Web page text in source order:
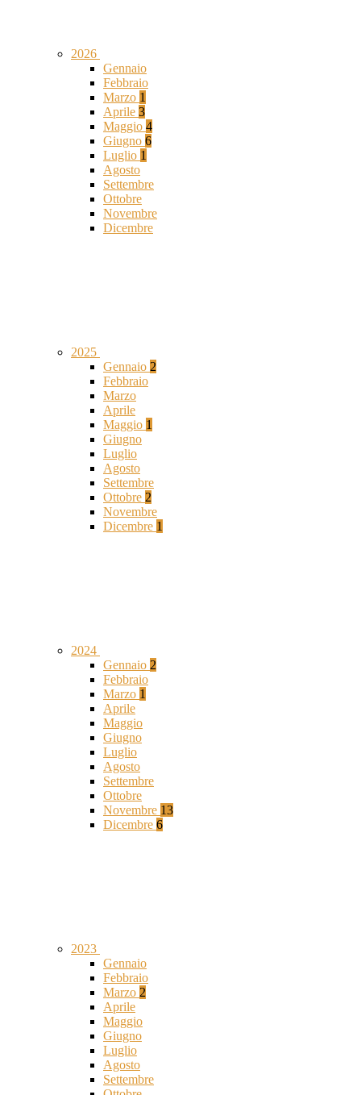
2026
Gennaio
Febbraio
Marzo 1
Aprile 3
Maggio 4
Giugno 6
Luglio 1
Agosto
Settembre
Ottobre
Novembre
Dicembre
2025
Gennaio 2
Febbraio
Marzo
Aprile
Maggio 1
Giugno
Luglio
Agosto
Settembre
Ottobre 2
Novembre
Dicembre 1
2024
Gennaio 2
Febbraio
Marzo 1
Aprile
Maggio
Giugno
Luglio
Agosto
Settembre
Ottobre
Novembre 13
Dicembre 6
2023
Gennaio
Febbraio
Marzo 2
Aprile
Maggio
Giugno
Luglio
Agosto
Settembre